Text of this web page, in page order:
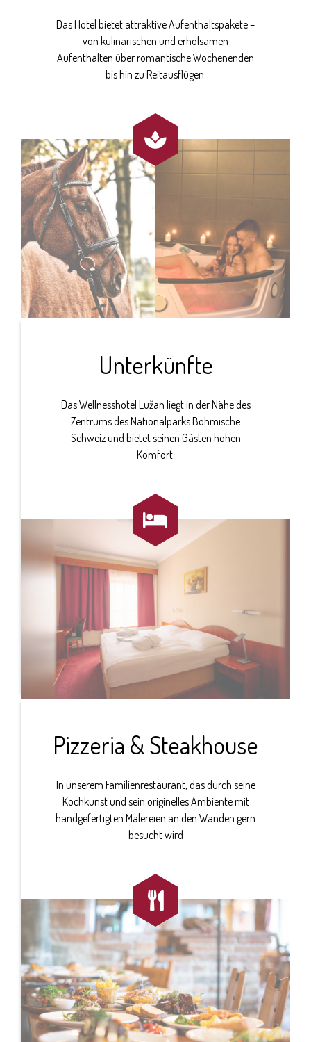
Das Hotel bietet attraktive Aufenthaltspakete –
von kulinarischen und erholsamen
Aufenthalten über romantische Wochenenden
bis hin zu Reitausflügen.

Unterkünfte
Das Wellnesshotel Lužan liegt in der Nähe des
Zentrums des Nationalparks Böhmische
Schweiz und bietet seinen Gästen hohen
Komfort.

Pizzeria & Steakhouse
In unserem Familienrestaurant, das durch seine
Kochkunst und sein originelles Ambiente mit
handgefertigten Malereien an den Wänden gern
besucht wird
